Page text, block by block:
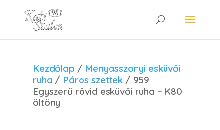
Kezdőlap / Menyasszonyi esküvői
ruha / Páros szettek / 959
Egyszerű rövid esküvői ruha – K80
öltöny